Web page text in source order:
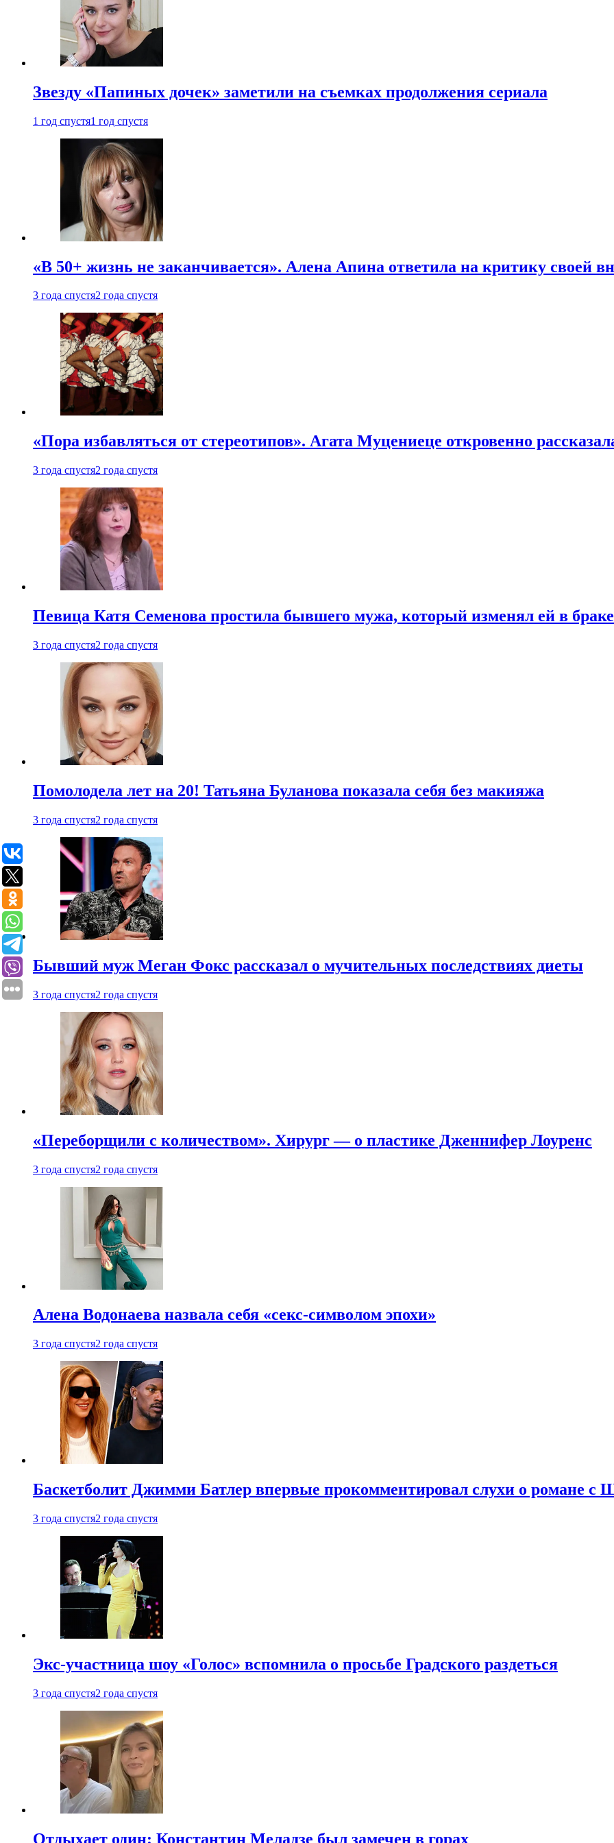
Звезду «Папиных дочек» заметили на съемках продолжения сериала
1 год спустя1 год спустя
«В 50+ жизнь не заканчивается». Алена Апина ответила на критику своей
3 года спустя2 года спустя
«Пора избавляться от стереотипов». Агата Муцениеце откровенно
3 года спустя2 года спустя
Певица Катя Семенова простила бывшего мужа, который изменял ей в браке
3 года спустя2 года спустя
Помолодела лет на 20! Татьяна Буланова показала себя без макияжа
3 года спустя2 года спустя
Бывший муж Меган Фокс рассказал о мучительных последствиях диеты
3 года спустя2 года спустя
«Переборщили с количеством». Хирург — о пластике Дженнифер Лоуренс
3 года спустя2 года спустя
Алена Водонаева назвала себя «секс-символом эпохи»
3 года спустя2 года спустя
Баскетболит Джимми Батлер впервые прокомментировал слухи о романе с
3 года спустя2 года спустя
Экс-участница шоу «Голос» вспомнила о просьбе Градского раздеться
3 года спустя2 года спустя
Отдыхает один: Константин Меладзе был замечен в горах